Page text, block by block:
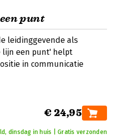
punt
leidinggevende als
lijn een punt' helpt
in communicatie
€ 24,95
dinsdag in huis | Gratis verzonden